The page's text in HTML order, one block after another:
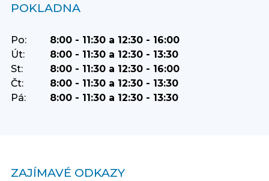
POKLADNA
Po:
8:00 - 11:30 a 12:30 - 16:00
Út:
8:00 - 11:30 a 12:30 - 13:30
St:
8:00 - 11:30 a 12:30 - 16:00
Čt:
8:00 - 11:30 a 12:30 - 13:30
Pá:
8:00 - 11:30 a 12:30 - 13:30
ZAJÍMAVÉ ODKAZY